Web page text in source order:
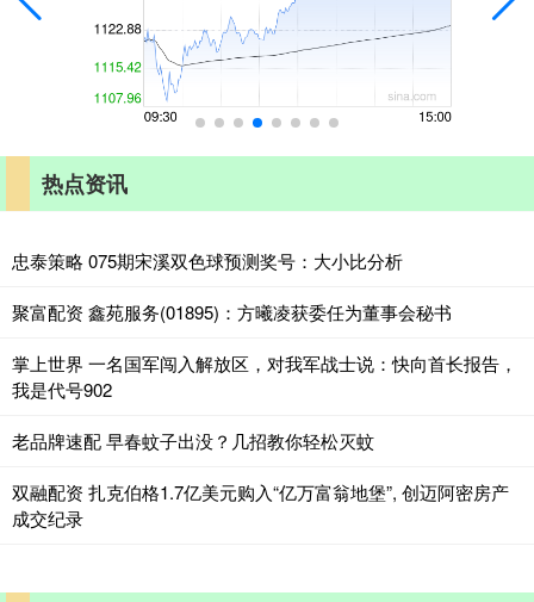
热点资讯
忠泰策略 075期宋溪双色球预测奖号：大小比分析
聚富配资 鑫苑服务(01895)：方曦凌获委任为董事会秘书
掌上世界 一名国军闯入解放区，对我军战士说：快向首长报告，
我是代号902
老品牌速配 早春蚊子出没？几招教你轻松灭蚊
双融配资 扎克伯格1.7亿美元购入“亿万富翁地堡”, 创迈阿密房产
成交纪录